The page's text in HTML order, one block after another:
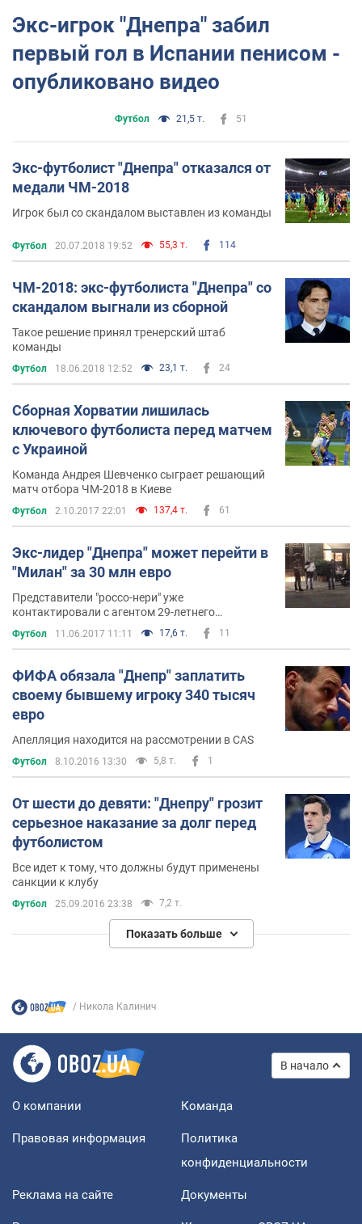
Экс-игрок "Днепра" забил
первый гол в Испании пенисом -
опубликовано видео
Футбол 21,5 т. 51
Экс-футболист "Днепра" отказался от
медали ЧМ-2018
Игрок был со скандалом выставлен из команды
Футбол 20.07.2018 19:52 55,3 т. 114
ЧМ-2018: экс-футболиста "Днепра" со
скандалом выгнали из сборной
Такое решение принял тренерский штаб
команды
Футбол 18.06.2018 12:52 23,1 т. 24
Сборная Хорватии лишилась
ключевого футболиста перед матчем
с Украиной
Команда Андрея Шевченко сыграет решающий
матч отбора ЧМ-2018 в Киеве
Футбол 2.10.2017 22:01 137,4 т. 61
Экс-лидер "Днепра" может перейти в
"Милан" за 30 млн евро
Представители "россо-нери" уже
контактировали с агентом 29-летнего
Футбол 11.06.2017 11:11 17,6 т. 11
ФИФА обязала "Днепр" заплатить
своему бывшему игроку 340 тысяч
евро
Апелляция находится на рассмотрении в CAS
Футбол 8.10.2016 13:30 5,8 т. 1
От шести до девяти: "Днепру" грозит
серьезное наказание за долг перед
футболистом
Все идет к тому, что должны будут применены
санкции к клубу
Футбол 25.09.2016 23:38 7,2 т.
Показать больше
Никола Калинич
В начало
О компании Команда
Правовая информация
Политика
конфиденциальности
Реклама на сайте Документы